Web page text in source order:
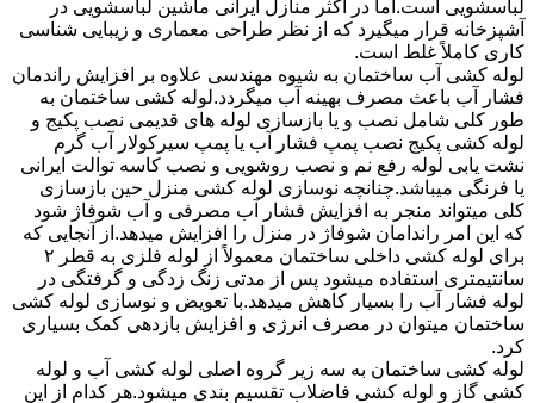
لباسشویی است.اما در اکثر منازل ایرانی ماشین لباسشویی در
آشپزخانه قرار میگیرد که از نظر طراحی معماری و زیبایی شناسی
کاری کاملاً غلط است.
لوله کشی آب ساختمان به شیوه مهندسی علاوه بر افزایش راندمان
فشار آب باعث مصرف بهینه آب میگردد.لوله کشی ساختمان به
طور کلی شامل نصب و یا بازسازی لوله های قدیمی نصب پکیج و
لوله کشی پکیج نصب پمپ فشار آب یا پمپ سیرکولار آب گرم
نشت یابی لوله رفع نم و نصب روشویی و نصب کاسه توالت ایرانی
یا فرنگی میباشد.چنانچه نوسازی لوله کشی منزل حین بازسازی
کلی میتواند منجر به افزایش فشار آب مصرفی و آب شوفاژ شود
که این امر راندامان شوفاژ در منزل را افزایش میدهد.از آنجایی که
برای لوله کشی داخلی ساختمان معمولاً از لوله فلزی به قطر ۲
سانتیمتری استفاده میشود پس از مدتی زنگ زدگی و گرفتگی در
لوله فشار آب را بسیار کاهش میدهد.با تعویض و نوسازی لوله کشی
ساختمان میتوان در مصرف انرژی و افزایش بازدهی کمک بسیاری
کرد.
لوله کشی ساختمان به سه زیر گروه اصلی لوله کشی آب و لوله
کشی گاز و لوله کشی فاضلاب تقسیم بندی میشود.هر کدام از این